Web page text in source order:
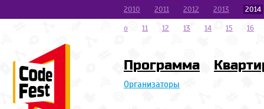
2010 2011 2012 2013
2014
o
11 12 13 14 15 16
Программа
Организаторы